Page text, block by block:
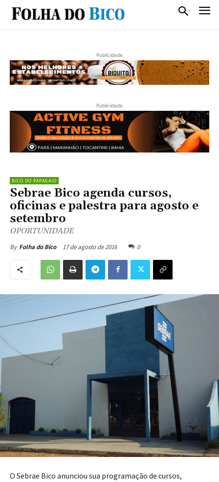
Publicidade
Publicidade
BICO DO PAPAGAIO
Sebrae Bico agenda cursos,
oficinas e palestra para agosto e
setembro
OPORTUNIDADE
By Folha do Bico 17 de agosto de 2016 0
O Sebrae Bico anunciou sua programação de cursos,